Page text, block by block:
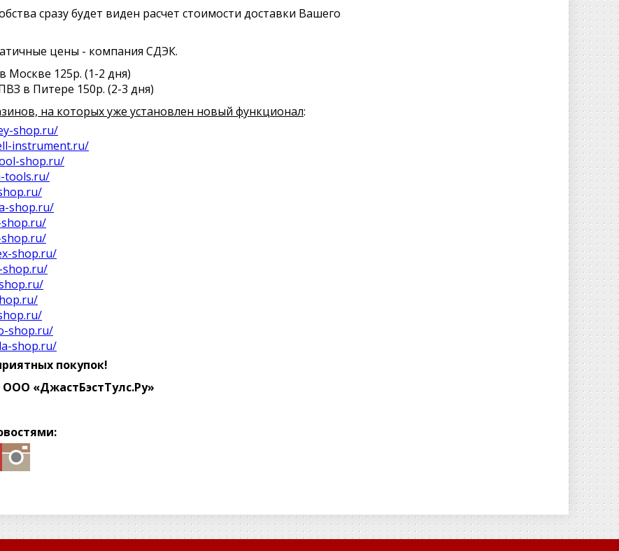
сразу будет виден расчет стоимости доставки Вашего
цены - компания СДЭК.
Москве 125р. (1-2 дня)
в Питере 150р. (2-3 дня)
на которых уже установлен новый функционал:
shop.ru/
instrument.ru/
shop.ru/
tools.ru/
shop.ru/
shop.ru/
shop.ru/
shop.ru/
покупок!
«ДжастБэстТулс.Ру»